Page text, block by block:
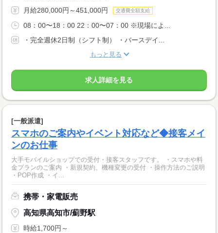
月給280,000円～451,000円 交通費全額支給
08：00〜18：00 22：00〜07：00 ※現場によ...
・完全週休2日制（シフト制） ・バースデイ...
もっと見る
求人詳細を見る
[一般派遣]
スマホのご案内やイベント対応など◆接客メイ
ンのお仕事
大手モバイルショップでの受付・接客スタッフです。 ・スマホや料
金プランのご案内 ・新規契約、機種変更の受付 ・操作方法のご説明
・POP作成 ・イ...
携帯・家電販売
高知県高知市/薊野駅
時給1,700円～